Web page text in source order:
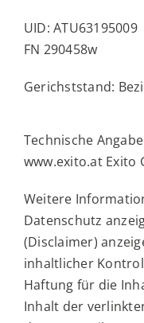
UID: ATU63195009
FN 290458w
Gerichststand:
Technische
www.exito.at Exito
Weitere
Datenschutz
(Disclaimer)
inhaltlicher
Haftung für die
Inhalt der